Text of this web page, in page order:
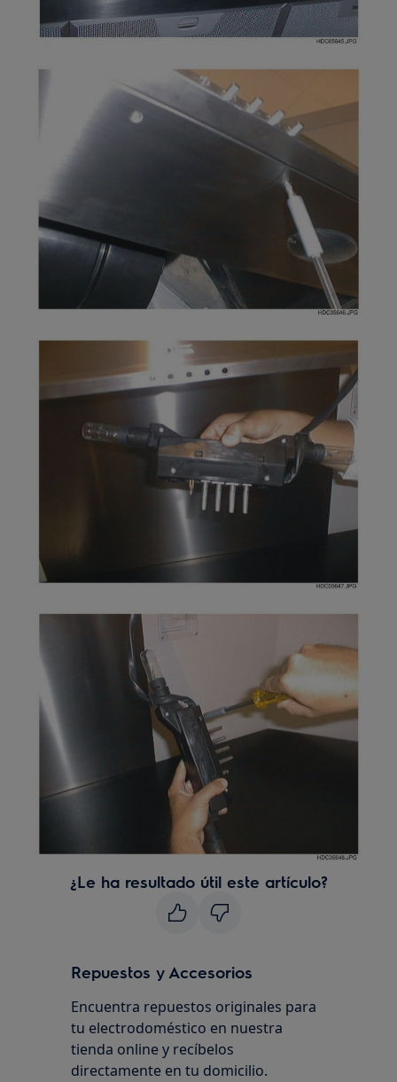
¿Le ha resultado útil este artículo?
Repuestos y Accesorios
Encuentra repuestos originales para
tu electrodoméstico en nuestra
tienda online y recíbelos
directamente en tu domicilio.